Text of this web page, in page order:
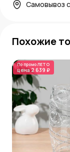
Самовывоз
Похожие
По промоЛЕТО
цена2 639 ₽